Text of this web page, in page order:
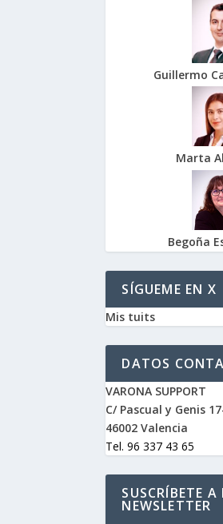
Guillermo
Marta
Begoña
SÍGUEME EN X
Mis tuits
DATOS
VARONA SUPPORT
C/ Pascual y Genis
46002 Valencia
Tel. 96 337 43 65
SUSCRÍBETE A
NEWSLETTER